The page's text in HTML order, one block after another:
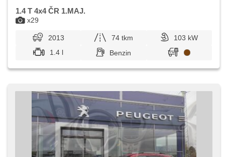
x29
1.4 T 4x4 ČR 1.MAJ.
2013 74 tkm
103 kW
1.4 l
Benzin